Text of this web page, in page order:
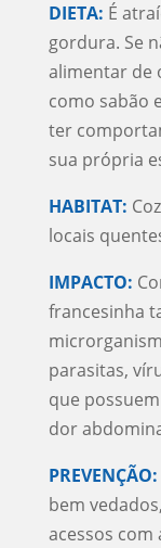
DIETA: É
gordura. Se
alimentar de
como sabão
ter
sua própria
HABITAT:
locais
IMPACTO:
francesinha
parasitas,
que
dor
PREVENÇÃO:
bem
acessos